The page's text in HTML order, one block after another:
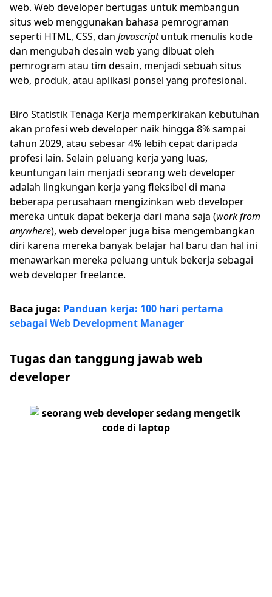
web. Web developer bertugas untuk membangun
situs web menggunakan bahasa pemrograman
seperti HTML, CSS, dan Javascriptuntuk menulis kode
dan mengubah desain web yang dibuat oleh
pemrogram atau tim desain, menjadi sebuah situs
web, produk, atau aplikasi ponsel yang profesional.
Biro Statistik Tenaga Kerja memperkirakan kebutuhan
akan profesi web developer naik hingga 8% sampai
tahun 2029, atau sebesar 4% lebih cepat daripada
profesi lain. Selain peluang kerja yang luas,
keuntungan lain menjadi seorang web developer
adalah lingkungan kerja yang fleksibel di mana
beberapa perusahaan mengizinkan web developer
mereka untuk dapat bekerja dari mana saja (work from
anywhere), web developer juga bisa mengembangkan
diri karena mereka banyak belajar hal baru dan hal ini
menawarkan mereka peluang untuk bekerja sebagai
web developer freelance.
Baca juga: Panduan kerja: 100 hari pertama
sebagai Web Development Manager
Tugas dan tanggung jawab web
developer